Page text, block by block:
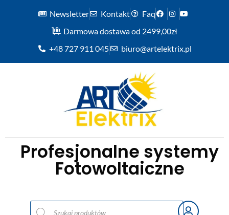
Newsletter Kontakt
Faq
Darmowa dostawa od 2499,00zł
+48 727 911 045
biuro@artelektrix.pl
Profesjonalne systemy
Fotowoltaiczne